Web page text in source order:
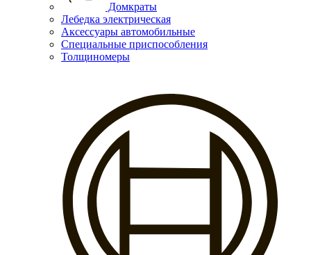
Домкраты
Лебедка электрическая
Аксессуары автомобильные
Специальные приспособления
Толщиномеры